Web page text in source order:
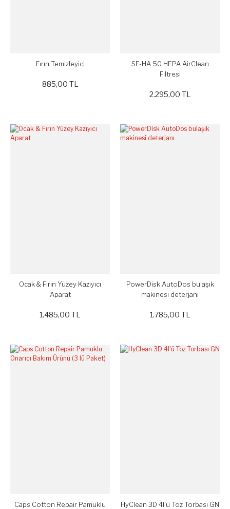
Fırın Temizleyici
885,00 TL
SF-HA 50 HEPA AirClean
Filtresi
2.295,00 TL
Ocak & Fırın Yüzey Kazıyıcı
Aparat
1.485,00 TL
PowerDisk AutoDos bulaşık
makinesi deterjanı
1.785,00 TL
Caps Cotton Repair Pamuklu
HyClean 3D 4l'ü Toz Torbası GN